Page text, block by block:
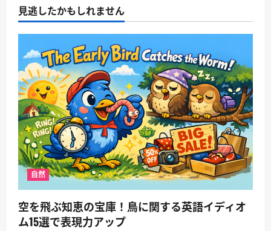
見逃したかもしれません
自然
空を飛ぶ知恵の宝庫！鳥に関する英語イディオ
ム15選で表現力アップ